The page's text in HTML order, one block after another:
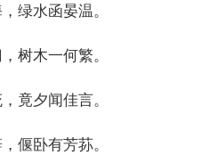
绿水函晏温。
树木一何繁。
竟夕闻佳言。
偃卧有芳荪。